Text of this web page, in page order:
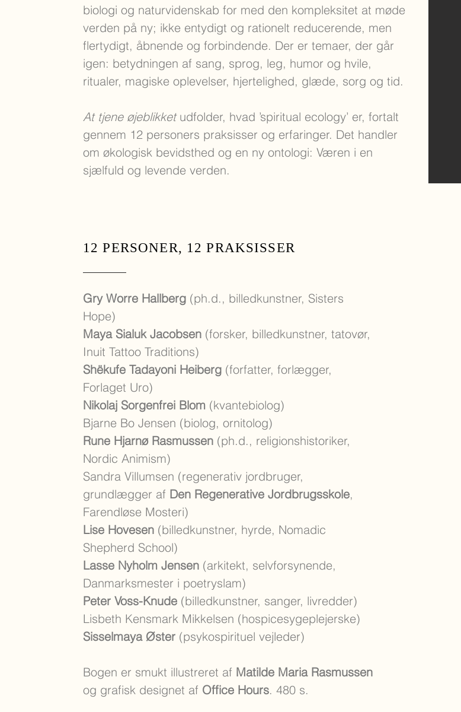
biologi og naturvidenskab for med den kompleksitet at møde
verden på ny; ikke entydigt og rationelt reducerende, men
flertydigt, åbnende og forbindende. Der er temaer, der går
igen: betydningen af sang, sprog, leg, humor og hvile,
ritualer, magiske oplevelser, hjertelighed, glæde, sorg og tid.
At tjene øjeblikketudfolder, hvad ’spiritual ecology’ er, fortalt
gennem 12 personers praksisser og erfaringer. Det handler
om økologisk bevidsthed og en ny ontologi: Væren i en
sjælfuld og levende verden.
12 PERSONER, 12 PRAKSISSER
Gry Worre Hallberg (ph.d., billedkunstner, Sisters
Hope)
Maya Sialuk Jacobsen (forsker, billedkunstner, tatovør,
Inuit Tattoo Traditions)
Shëkufe Tadayoni Heiberg (forfatter, forlægger,
Forlaget Uro)
Nikolaj Sorgenfrei Blom (kvantebiolog)
Bjarne Bo Jensen (biolog, ornitolog)
Rune Hjarnø Rasmussen (ph.d., religionshistoriker,
Nordic Animism)
Sandra Villumsen (regenerativ jordbruger,
grundlægger af Den Regenerative Jordbrugsskole,
Farendløse Mosteri)
Lise Hovesen (billedkunstner, hyrde, Nomadic
Shepherd School)
Lasse Nyholm Jensen (arkitekt, selvforsynende,
Danmarksmester i poetryslam)
Peter Voss-Knude (billedkunstner, sanger, livredder)
Lisbeth Kensmark Mikkelsen (hospicesygeplejerske)
Sisselmaya Øster (psykospirituel vejleder)
Bogen er smukt illustreret af Matilde Maria Rasmussen
og grafisk designet af Office Hours. 480 s.